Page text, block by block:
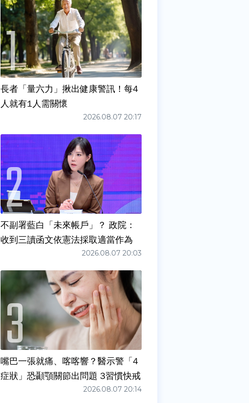
長者「量六力」揪出健康警訊！每4
人就有1人需關懷
2026.08.07 20:17
不副署藍白「未來帳戶」？ 政院：
收到三讀函文依憲法採取適當作為
2026.08.07 20:03
嘴巴一張就痛、喀喀響？醫示警「4
症狀」恐顳顎關節出問題 3習慣快戒
2026.08.07 20:14